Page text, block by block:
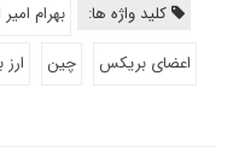
کلید واژه ها: بهرام
اعضای بریکس
چین